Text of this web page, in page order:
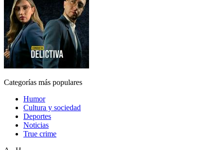
Categorías más populares
Humor
Cultura y sociedad
Deportes
Noticias
True crime